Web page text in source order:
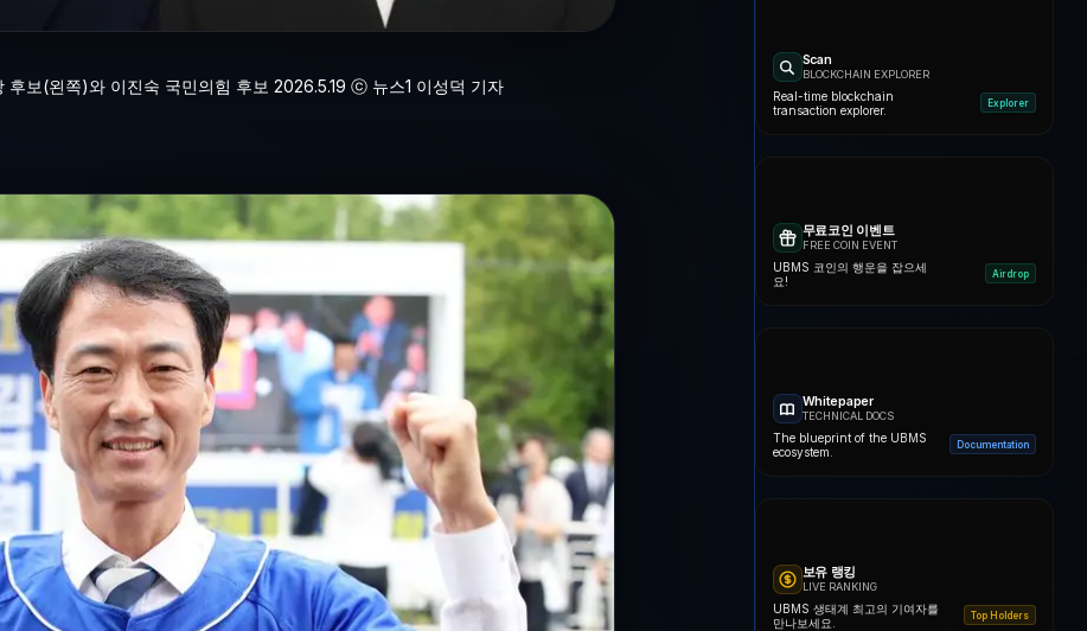
보(왼쪽)와 이진숙 국민의힘 후보 2026.5.19 ⓒ 뉴스1 이성덕 기자
Scan
BLOCKCHAIN EXPLORER
Real-time blockchain
transaction explorer.
Explorer
무료코인 이벤트
FREE COIN EVENT
UBMS 코인의 행운을 잡으세
요!
Airdrop
Whitepaper
TECHNICAL DOCS
The blueprint of the UBMS
ecosystem.
Documentation
보유 랭킹
LIVE RANKING
UBMS 생태계 최고의 기여자를
만나보세요.
Top Holders